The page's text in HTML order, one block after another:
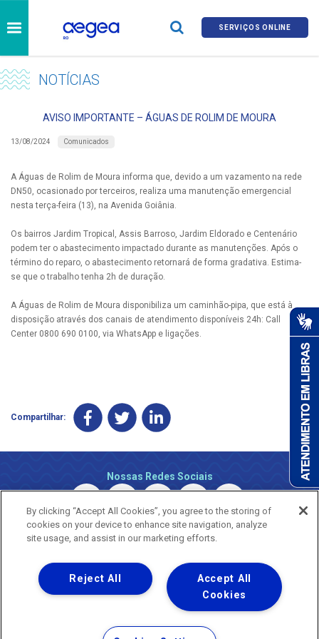
SERVIÇOS ONLINE
NOTÍCIAS
AVISO IMPORTANTE – ÁGUAS DE ROLIM DE MOURA
13/08/2024 Comunicados
A Águas de Rolim de Moura informa que, devido a um vazamento na rede
DN50, ocasionado por terceiros, realiza uma manutenção emergencial
nesta terça-feira (13), na Avenida Goiânia.
Os bairros Jardim Tropical, Assis Barroso, Jardim Eldorado e Centenário
podem ter o abastecimento impactado durante as manutenções. Após o
término do reparo, o abastecimento retornará de forma gradativa. Estima-
se que o trabalho tenha 2h de duração.
A Águas de Rolim de Moura disponibiliza um caminhão-pipa, que está à
disposição através dos canais de atendimento disponíveis 24h: Call
Center 0800 690 0100, via WhatsApp e ligações.
Compartilhar:
Nossas Redes Sociais
Copyright © 2026 - Todos os Direitos Reservados.
Nossa natureza movimenta a vida
Termos Gerais de Uso de Sites e Aplicativos
By clicking “Accept All Cookies”, you agree to the storing of
cookies on your device to enhance site navigation, analyze
site usage, and assist in our marketing efforts.
Accept All
Cookies
Reject All